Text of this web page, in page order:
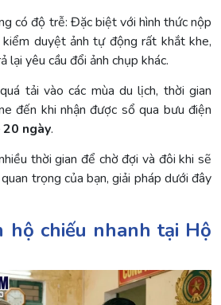
có độ trễ: Đặc biệt với hình thức nộp
duyệt ảnh tự động rất khắt khe,
yêu cầu đổi ảnh chụp khác.
tải vào các mùa du lịch, thời gian
đến khi nhận được sổ qua bưu điện
20 ngày.
thời gian để chờ đợi và đôi khi sẽ
trọng của bạn, giải pháp dưới đây
hộ chiếu nhanh tại Hộ